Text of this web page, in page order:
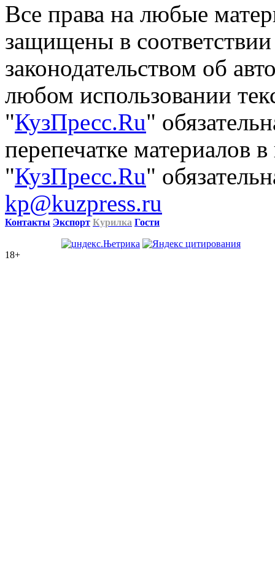
Все права на любые
защищены в
законодательством об
любом использовании
"КузПресс.Ru"
перепечатке материалов
"КузПресс.Ru"
kp@kuzpress.ru
Контакты Экспорт Курилка Гости
18+